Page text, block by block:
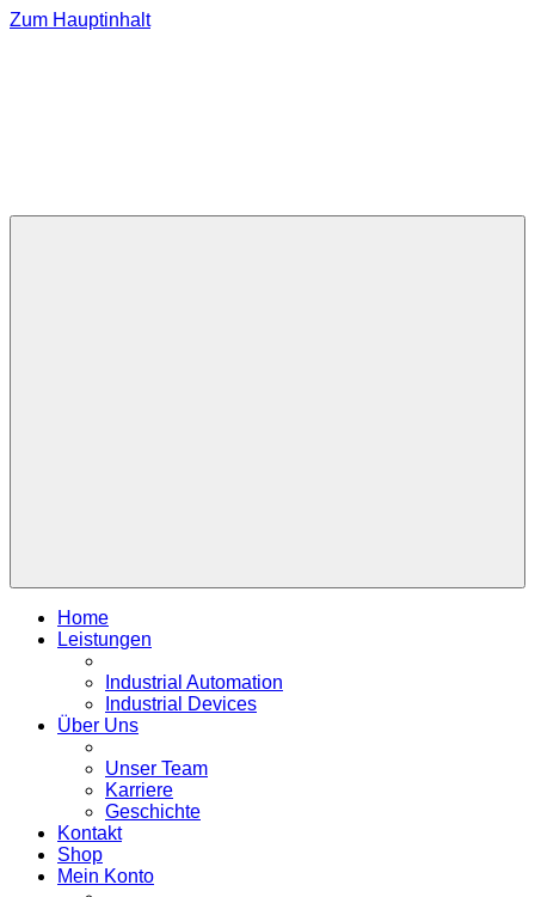
Zum Hauptinhalt
Home
Leistungen
Industrial Automation
Industrial Devices
Über Uns
Unser Team
Karriere
Geschichte
Kontakt
Shop
Mein Konto